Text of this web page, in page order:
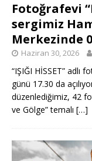
Fotoğrafevi
sergimiz
Merkezinde
Haziran 30, 2026
“IŞIĞI HİSSET”
günü 17.30 da
düzenlediğimiz, 42
ve Gölge” temalı […]